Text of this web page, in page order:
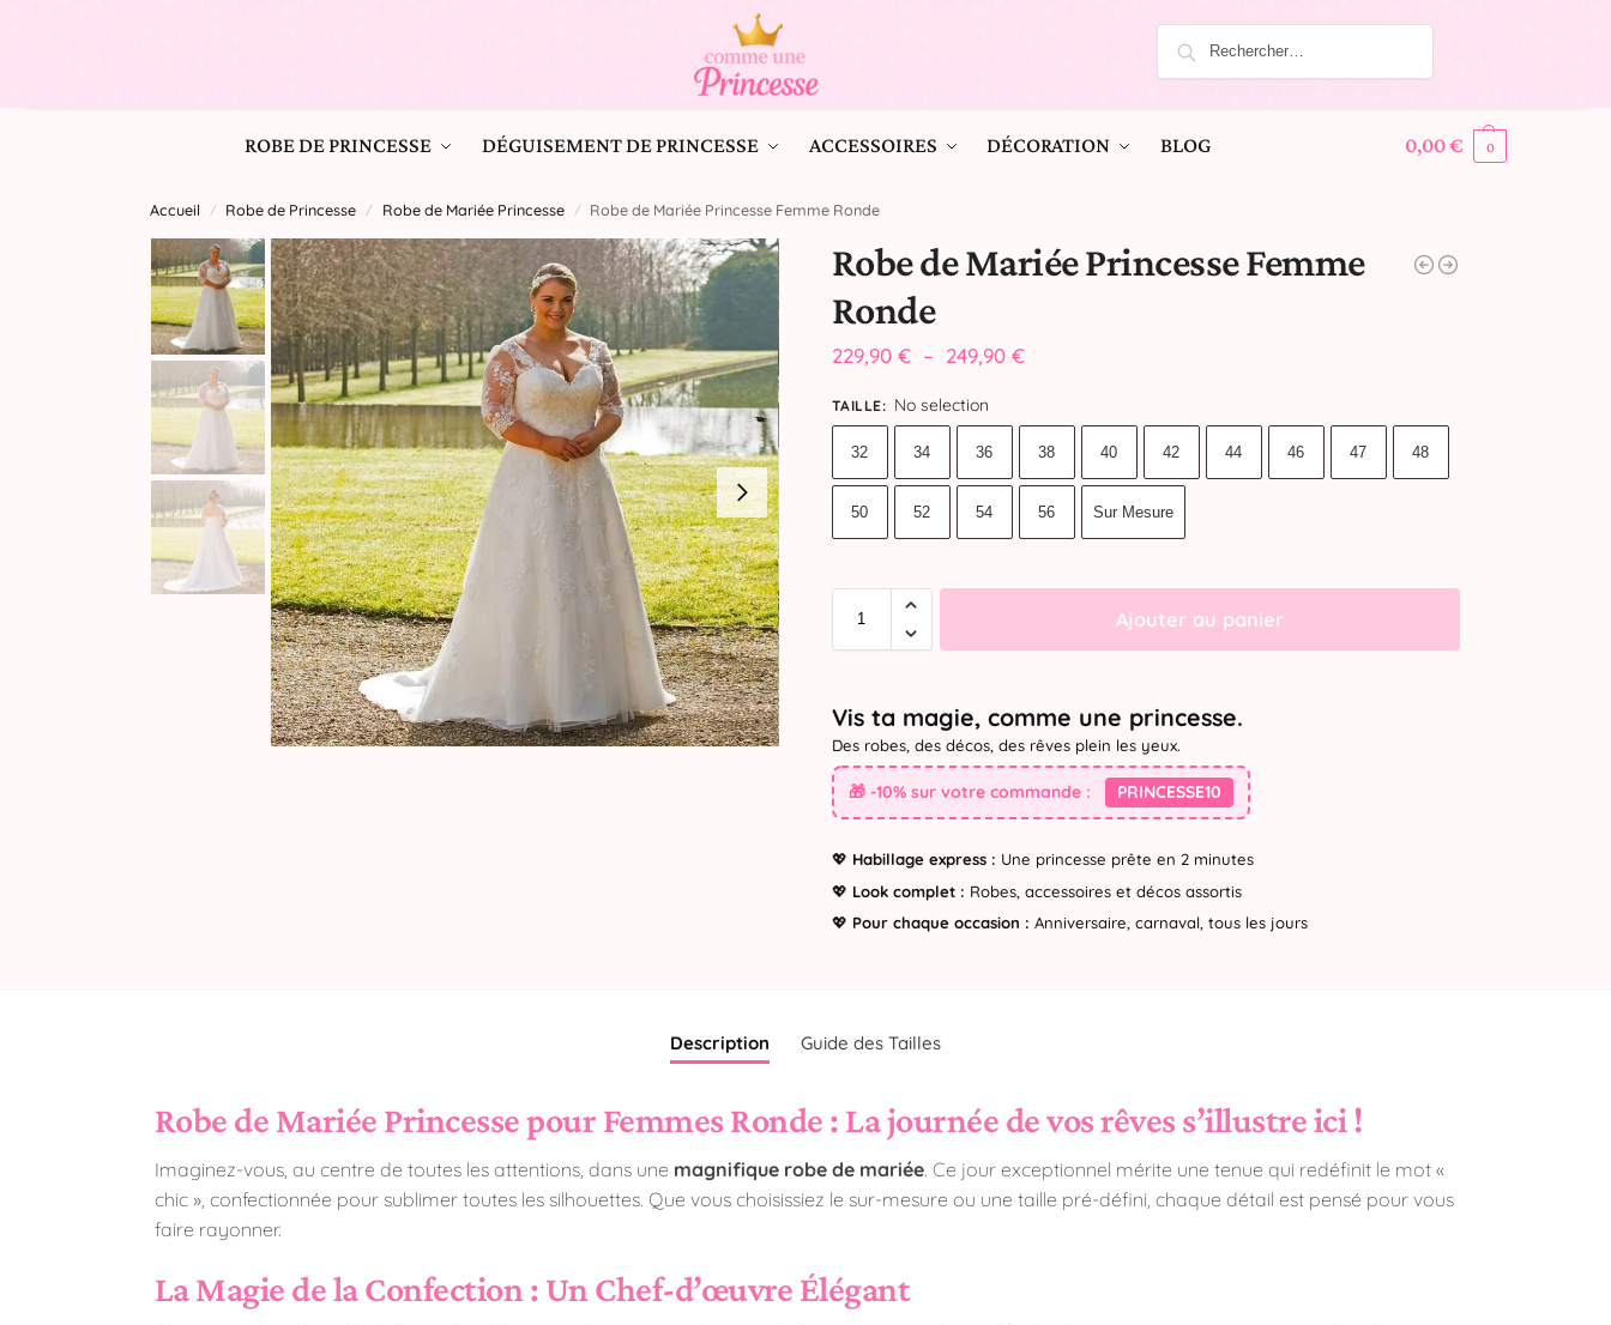
ROBE DE PRINCESSE DÉGUISEMENT DE PRINCESSE ACCESSOIRES DÉCORATION BLOG 0,00€ 0
Accueil / Robe de Princesse / Robe de Mariée Princesse / Robe de Mariée Princesse Femme Ronde
Robe de Mariée Princesse Femme
Ronde
229,90 € – 249,90 €
TAILLE: No selection
32 34 36 38 40 42 44 46 47 48
50 52 54 56 Sur Mesure
Ajouter au panier
Vis ta magie, comme une princesse.
Des robes, des décos, des rêves plein les yeux.
🎁 -10% sur votre commande : PRINCESSE10
💖 Habillage express : Une princesse prête en 2 minutes
💖 Look complet : Robes, accessoires et décos assortis
💖 Pour chaque occasion : Anniversaire, carnaval, tous les jours
Description Guide des Tailles
Robe de Mariée Princesse pour Femmes Ronde : La journée de vos rêves s’illustre ici !
Imaginez-vous, au centre de toutes les attentions, dans une magnifique robe de mariée. Ce jour exceptionnel mérite une tenue qui redéfinit le mot «
chic », confectionnée pour sublimer toutes les silhouettes. Que vous choisissiez le sur-mesure ou une taille pré-défini, chaque détail est pensé pour vous
faire rayonner.
La Magie de la Confection : Un Chef-d’œuvre Élégant